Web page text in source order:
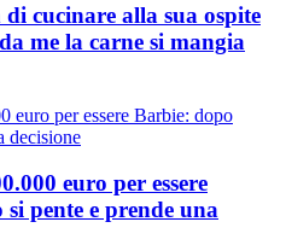
cucinare alla sua ospite
me la carne si mangia
euro per essere
pente e prende una